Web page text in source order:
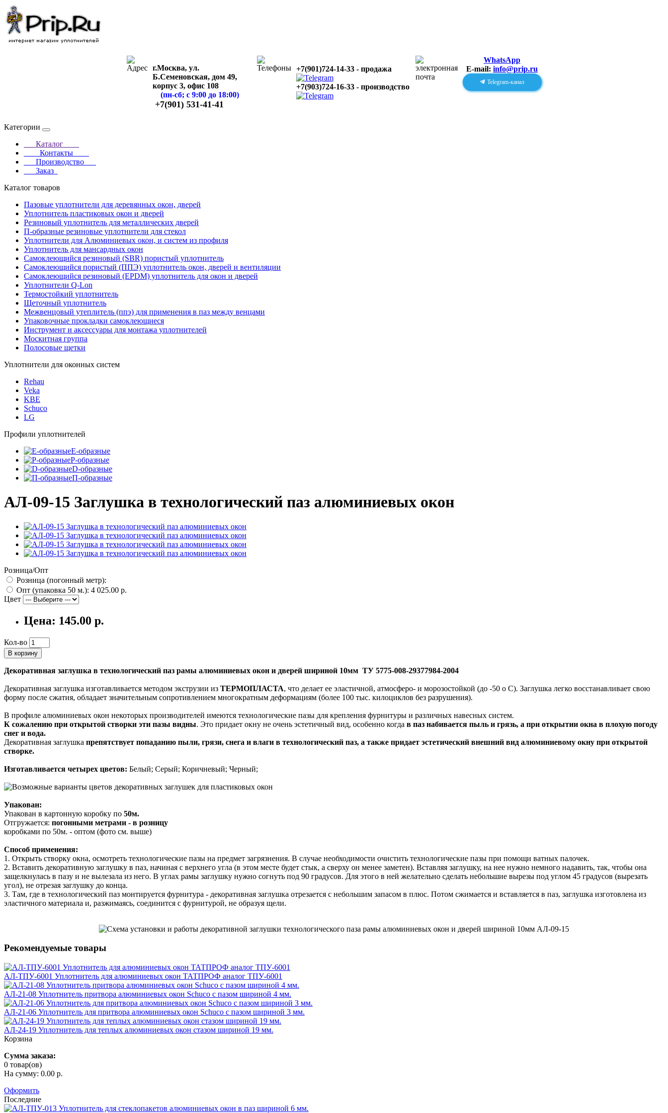
г.Москва, ул.
Б.Семеновская, дом 49,
корпус 3, офис 108
(пн-сб; с 9:00 до 18:00)
+7(901) 531-41-41
+7(901)724-14-33 - продажа
+7(903)724-16-33 - производство
WhatsApp
E-mail: info@prip.ru
Telegram-канал
Категории
Каталог
Контакты
Производство
Заказ
Каталог товаров
Пазовые уплотнители для деревянных окон, дверей
Уплотнитель пластиковых окон и дверей
Резиновый уплотнитель для металлических дверей
П-образные резиновые уплотнители для стекол
Уплотнители для Алюминиевых окон, и систем из профиля
Уплотнитель для мансардных окон
Самоклеющийся резиновый (SBR) пористый уплотнитель
Cамоклеющийся пористый (ППЭ) уплотнитель окон, дверей и вентиляции
Самоклеющийся резиновый (EPDM) уплотнитель для окон и дверей
Уплотнители Q-Lon
Термостойкий уплотнитель
Щеточный уплотнитель
Межвенцовый утеплитель (ппэ) для применения в паз между венцами
Упаковочные прокладки самоклеющиеся
Инструмент и аксессуары для монтажа уплотнителей
Москитная группа
Полосовые щетки
Уплотнители для оконных систем
Rehau
Veka
KBE
Schuco
LG
Профили уплотнителей
E-образные
P-образные
D-образные
П-образные
АЛ-09-15 Заглушка в технологический паз алюминиевых окон
Розница/Опт
Розница (погонный метр):
Опт (упаковка 50 м.): 4 025.00 р.
Цвет
Цена: 145.00 р.
Кол-во
В корзину
Декоративная заглушка в технологический паз рамы алюминиевых окон и дверей шириной 10мм ТУ 5775-008-29377984-2004
Декоративная заглушка изготавливается методом экструзии из ТЕРМОПЛАСТА, что делает ее эластичной, атмосферо- и морозостойкой (до -50 о С). Заглушка легко восстанавливает свою
форму после сжатия, обладает значительным сопротивлением многократным деформациям (более 100 тыс. килоциклов без разрушения).
В профиле алюминиевых окон некоторых производителей имеются технологические пазы для крепления фурнитуры и различных навесных систем.
К сожалению при открытой створки эти пазы видны. Это придает окну не очень эстетичный вид, особенно когда в паз набивается пыль и грязь, а при открытии окна в плохую погоду
снег и вода.
Декоративная заглушка препятствует попаданию пыли, грязи, снега и влаги в технологический паз, а также придает эстетический внешний вид алюминиевому окну при открытой
створке.
Изготавливается четырех цветов: Белый; Серый; Коричневый; Черный;
Упакован:
Упакован в картонную коробку по 50м.
Отгружается: погонными метрами - в розницу
коробками по 50м. - оптом (фото см. выше)
Способ применения:
1. Открыть створку окна, осмотреть технологические пазы на предмет загрязнения. В случае необходимости очистить технологические пазы при помощи ватных палочек.
2. Вставить декоративную заглушку в паз, начиная с верхнего угла (в этом месте будет стык, а сверху он менее заметен). Вставляя заглушку, на нее нужно немного надавить, так, чтобы она
защелкнулась в пазу и не вылезала из него. В углах рамы заглушку нужно согнуть под 90 градусов. Для этого в ней желательно сделать небольшие вырезы под углом 45 градусов (вырезать
угол), не отрезая заглушку до конца.
3. Там, где в технологический паз монтируется фурнитура - декоративная заглушка отрезается с небольшим запасом в плюс. Потом сжимается и вставляется в паз, заглушка изготовлена из
эластичного материала и, разжимаясь, соединится с фурнитурой, не образуя щели.
Рекомендуемые товары
АЛ-ТПУ-6001 Уплотнитель для алюминиевых окон ТАТПРОФ аналог ТПУ-6001
АЛ-21-08 Уплотнитель притвора алюминиевых окон Sсhuco с пазом шириной 4 мм.
АЛ-21-06 Уплотнитель для притвора алюминиевых окон Schuco с пазом шириной 3 мм.
АЛ-24-19 Уплотнитель для теплых алюминиевых окон стазом шириной 19 мм.
Корзина
Сумма заказа:
0 товар(ов)
На сумму: 0.00 р.
Оформить
Последние